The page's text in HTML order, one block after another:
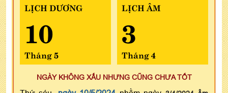
LỊCH DƯƠNG
10
Tháng 5
LỊCH ÂM
3
Tháng 4
NGÀY KHÔNG XẤU NHƯNG CŨNG CHƯA TỐT